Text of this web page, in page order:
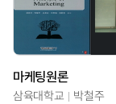
마케팅원론
삼육대학교 박철주